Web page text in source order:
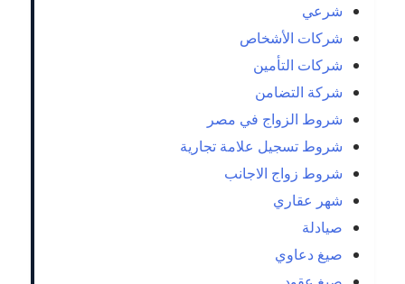
شرعي
شركات الأشخاص
شركات التأمين
شركة التضامن
شروط الزواج في مصر
شروط تسجيل علامة تجارية
شروط زواج الاجانب
شهر عقاري
صيادلة
صيغ دعاوي